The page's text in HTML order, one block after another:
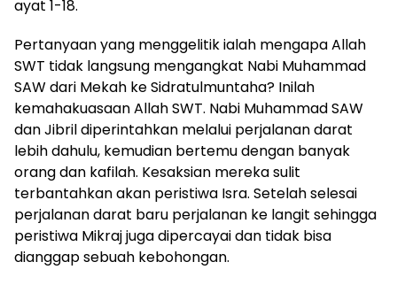
ayat 1-18.
Pertanyaan yang menggelitik ialah mengapa Allah
SWT tidak langsung mengangkat Nabi Muhammad
SAW dari Mekah ke Sidratulmuntaha? Inilah
kemahakuasaan Allah SWT. Nabi Muhammad SAW
dan Jibril diperintahkan melalui perjalanan darat
lebih dahulu, kemudian bertemu dengan banyak
orang dan kafilah. Kesaksian mereka sulit
terbantahkan akan peristiwa Isra. Setelah selesai
perjalanan darat baru perjalanan ke langit sehingga
peristiwa Mikraj juga dipercayai dan tidak bisa
dianggap sebuah kebohongan.